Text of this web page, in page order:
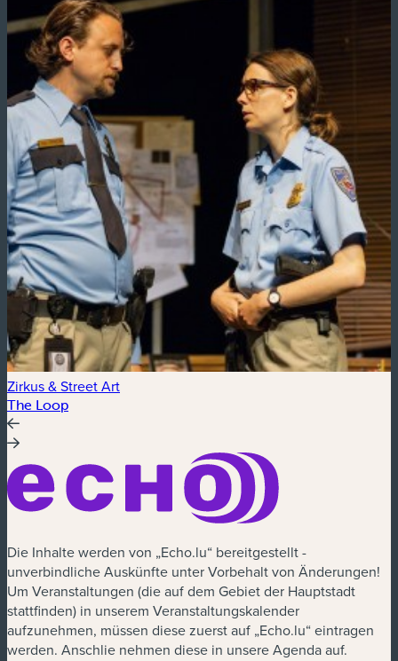
Zirkus & Street Art
The Loop
Die Inhalte werden von „Echo.lu“ bereitgestellt -
unverbindliche Auskünfte unter Vorbehalt von Änderungen!
Um Veranstaltungen (die auf dem Gebiet der Hauptstadt
stattfinden) in unserem Veranstaltungskalender
aufzunehmen, müssen diese zuerst auf „Echo.lu“ eintragen
werden. Anschlie nehmen diese in unsere Agenda auf.